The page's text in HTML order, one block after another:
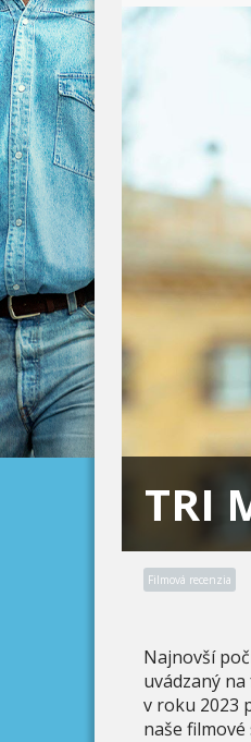
TRI
Filmová recenzia
Najnovší
uvádzaný
v roku 2023
naše